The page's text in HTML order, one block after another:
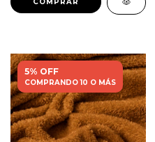
5% OFF
COMPRANDO 10 O MÁS